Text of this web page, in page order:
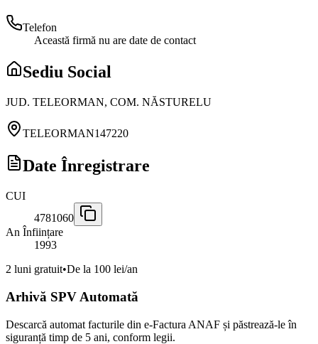
Telefon
Această firmă nu are date de contact
Sediu Social
JUD. TELEORMAN, COM. NĂSTURELU
TELEORMAN147220
Date Înregistrare
CUI
4781060
An Înființare
1993
2 luni gratuit•De la 100 lei/an
Arhivă SPV Automată
Descarcă automat facturile din e-Factura ANAF și păstrează-le în
siguranță timp de 5 ani, conform legii.